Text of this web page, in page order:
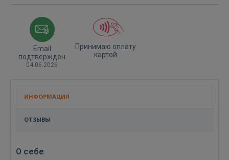
Email
подтвержден
04.06.2026
Принимаю оплату
картой
ИНФОРМАЦИЯ
ОТЗЫВЫ
О себе